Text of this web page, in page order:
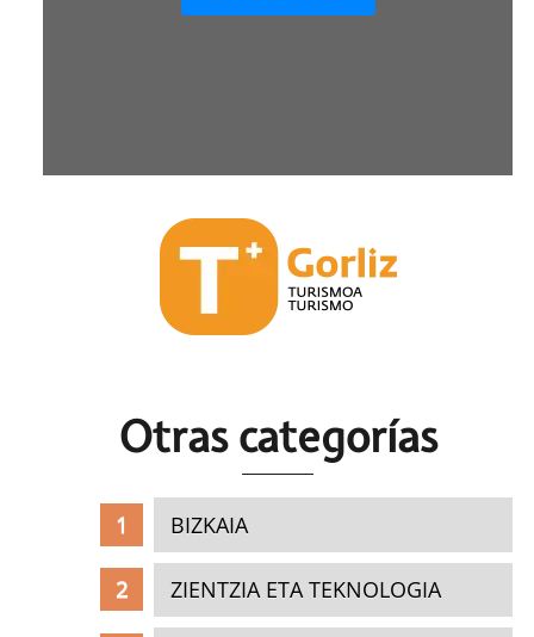
Otras categorías
BIZKAIA
ZIENTZIA ETA TEKNOLOGIA